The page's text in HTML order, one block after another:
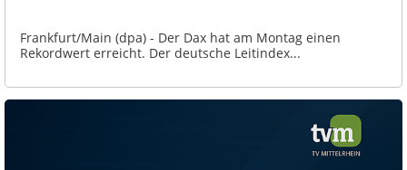
Frankfurt/Main (dpa) - Der Dax hat am Montag einen
Rekordwert erreicht. Der deutsche Leitindex...